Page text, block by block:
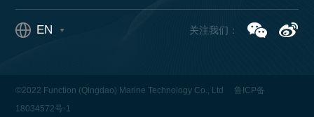
EN 关注我们：
©2022 Function (Qingdao) Marine Technology Co., Ltd
鲁ICP备
18034572号-1